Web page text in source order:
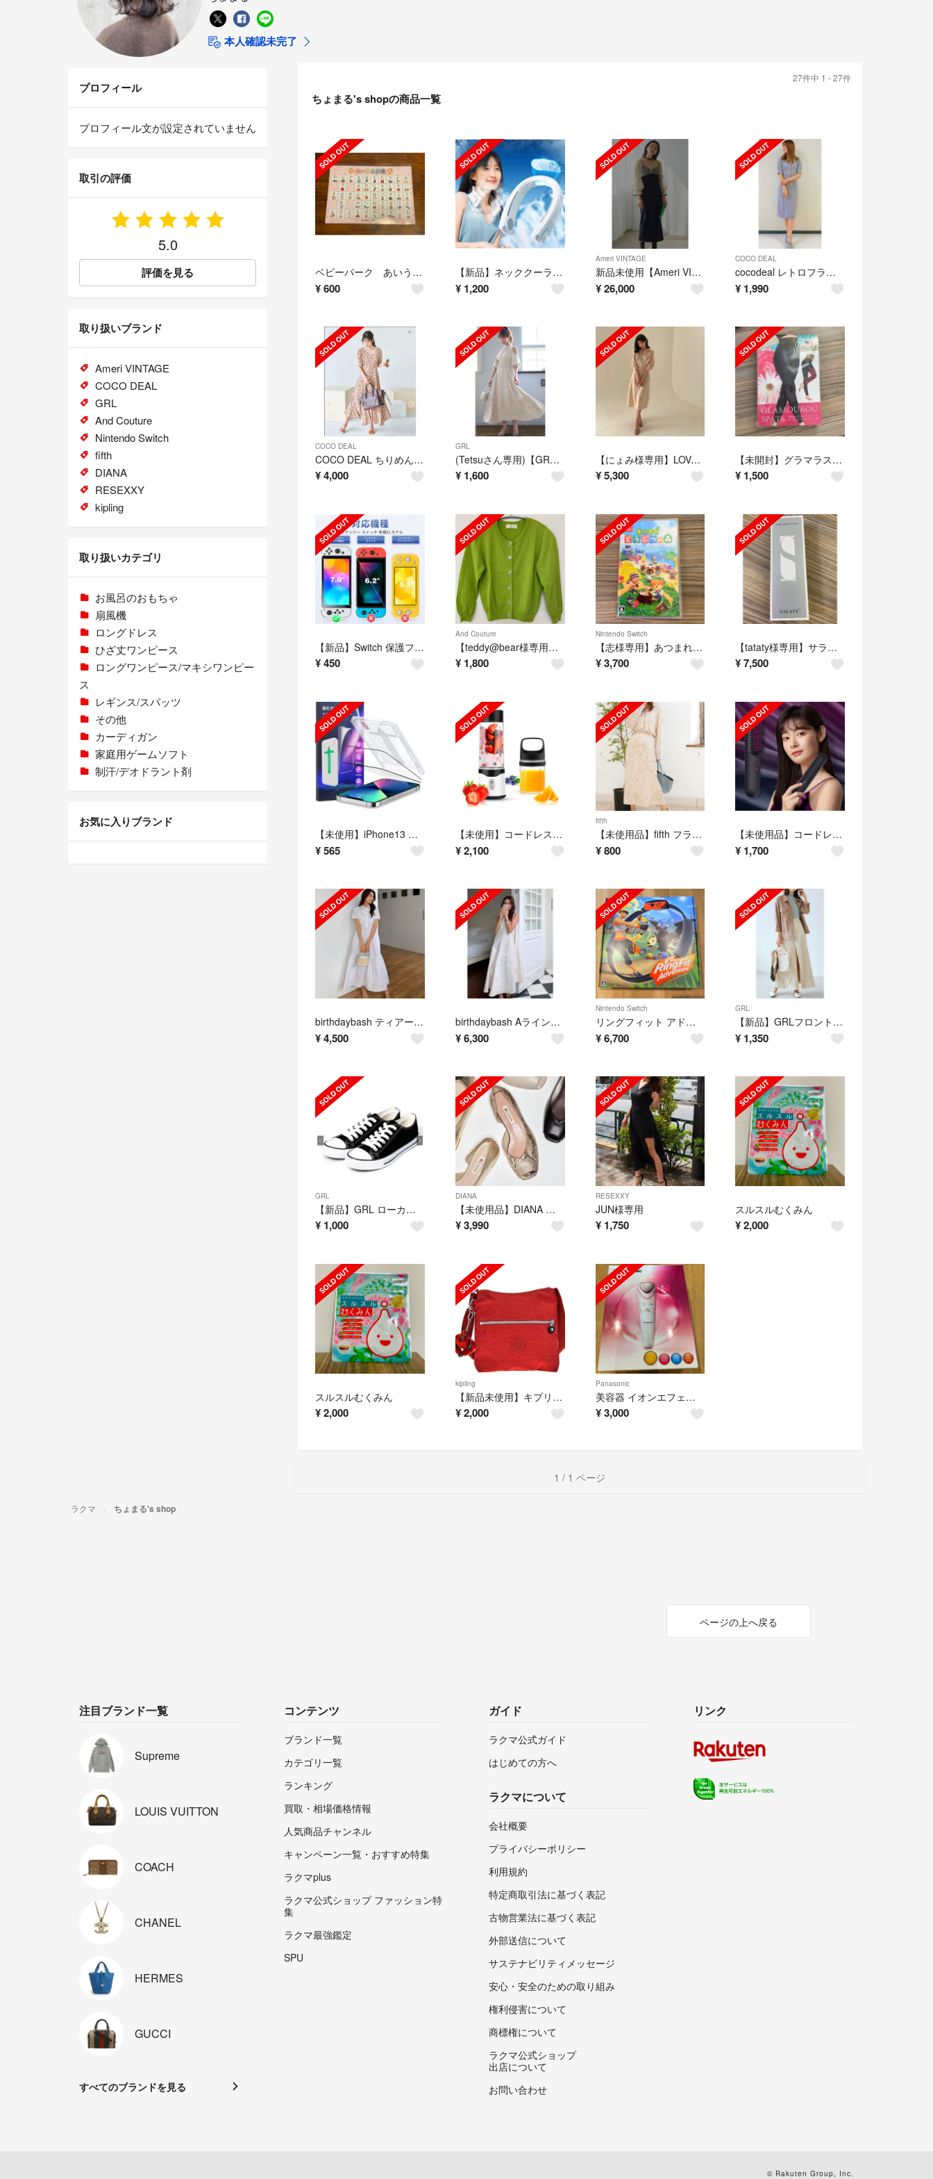
本人確認未完了
27件中 1 - 27件
ちょまる's shopの商品一覧
ベビーパーク あいうえお表 カタカナ表 お風呂で使用Baby Park
¥600
【新品】ネッククーラー+ひんやりプレート付き
¥ 1,200
Ameri VINTAGE
新品未使用【Ameri VINTAGE】many wayエアリーベールドレス
¥ 26,000
COCO DEAL
cocodeal レトロフラワープリントパフスリーブタイトワンピース
¥ 1,990
COCO DEAL
COCO DEAL ちりめんドットフラワーワンピース
¥4,000
GRL
(Tetsuさん専用)【GRL】ショルダーオープンワッシャープリーツワンピース
¥ 1,600
【にょみ様専用】LOVAN ワンピース(アイボリー)
¥ 5,300
【未開封】グラマラスパッツ
¥ 1,500
【新品】Switch 保護フィルム(3枚入)
¥450
And Couture
【teddy@bear様専用ビジューボタンカーディガン(And Couture)
¥ 1,800
Nintendo Switch
【志様専用】あつまれ どうぶつの森 Switchソフト 中古
¥ 3,700
【tataty様専用】サラフェプラス2箱
¥7,500
【未使用】iPhone13 ガラスフィルム
¥565
【未使用】コードレス フードミキサー
¥2,100
fifth
【未使用品】fifth フラーセットアップ
¥ 800
【未使用品】コードレスヒートブラシ
¥ 1,700
birthdaybash ティアード シャツ OP
¥4,500
birthdaybash AラインタンクOP LUXURY ECRU '21
¥6,300
Nintendo Switch
リングフィット アドベンチャー Switch
¥ 6,700
GRL
【新品】GRLフロントスリット入りフレアスカート[gm344]
¥ 1,350
GRL
【新品】GRL ローカットスニーカー 23.0cm
¥ 1,000
DIANA
【未使用品】DIANA フラットオープントゥパンプス〈22cm〉
¥3,990
RESEXXY
JUN様専用
¥ 1,750
スルスルむくみん
¥2,000
スルスルむくみん
¥2,000
kipling
【新品未使用】キプリング ショルダーバッグ レディース レッド Kipling
¥2,000
Panasonic
美容器 イオンエフェクター ブライトニングモード付 温感タイプ ピンク調 EH-
¥ 3,000
1 / 1 ページ
プロフィール
プロフィール文が設定されていません
取引の評価
5.0
評価を見る
取り扱いブランド
Ameri VINTAGE
COCO DEAL
GRL
And Couture
Nintendo Switch
fifth
DIANA
RESEXXY
kipling
取り扱いカテゴリ
お風呂のおもちゃ
扇風機
ロングドレス
ひざ丈ワンピース
ロングワンピース/マキシワンピー
ス
レギンス/スパッツ
その他
カーディガン
家庭用ゲームソフト
制汗/デオドラント剤
お気に入りブランド
ラクマ ちょまる's shop
ページの上へ戻る
注目ブランド一覧
Supreme
LOUIS VUITTON
COACH
CHANEL
HERMES
GUCCI
すべてのブランドを見る
コンテンツ
ブランド一覧
カテゴリ一覧
ランキング
買取・相場価格情報
人気商品チャンネル
キャンペーン一覧・おすすめ特集
ラクマplus
ラクマ公式ショップ ファッション特
集
ラクマ最強鑑定
SPU
ガイド
ラクマ公式ガイド
はじめての方へ
ラクマについて
会社概要
プライバシーポリシー
利用規約
特定商取引法に基づく表記
古物営業法に基づく表記
外部送信について
サステナビリティメッセージ
安心・安全のための取り組み
権利侵害について
商標権について
ラクマ公式ショップ
出店について
お問い合わせ
リンク
© Rakuten Group, Inc.